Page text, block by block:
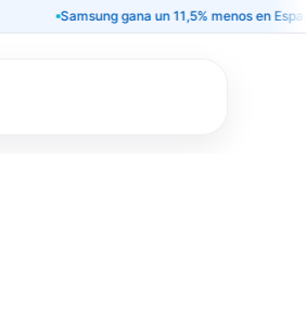
Samsung gana un 11,5% menos en España y